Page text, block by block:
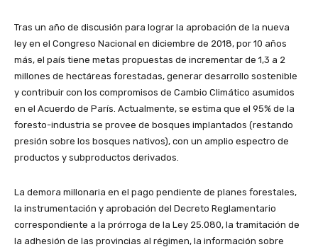
Tras un año de discusión para lograr la aprobación de la nueva
ley en el Congreso Nacional en diciembre de 2018, por 10 años
más, el país tiene metas propuestas de incrementar de 1,3 a 2
millones de hectáreas forestadas, generar desarrollo sostenible
y contribuir con los compromisos de Cambio Climático asumidos
en el Acuerdo de París. Actualmente, se estima que el 95% de la
foresto-industria se provee de bosques implantados (restando
presión sobre los bosques nativos), con un amplio espectro de
productos y subproductos derivados.
La demora millonaria en el pago pendiente de planes forestales,
la instrumentación y aprobación del Decreto Reglamentario
correspondiente a la prórroga de la Ley 25.080, la tramitación de
la adhesión de las provincias al régimen, la información sobre